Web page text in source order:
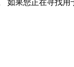
如果您正在寻找